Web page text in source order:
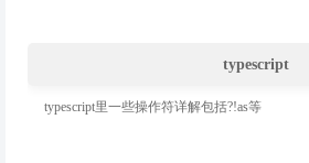
typescript
typescript里一些操作符详解包括?!as等